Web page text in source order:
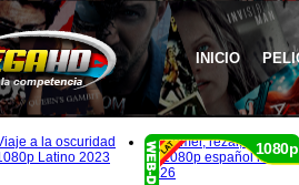
INICIO
1080p